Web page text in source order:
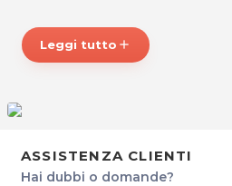
- Trattamenti corpo
e dicreme curative naturali ,
erbe e minerali
Leggi tutto add
ASSISTENZA CLIENTI
Hai dubbi o domande?